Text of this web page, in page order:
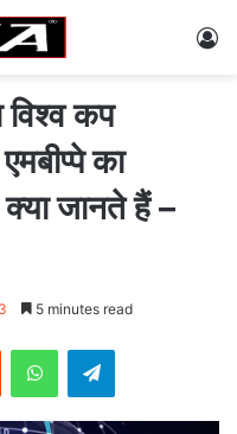
कप
का
जानते हैं –
5 minutes read